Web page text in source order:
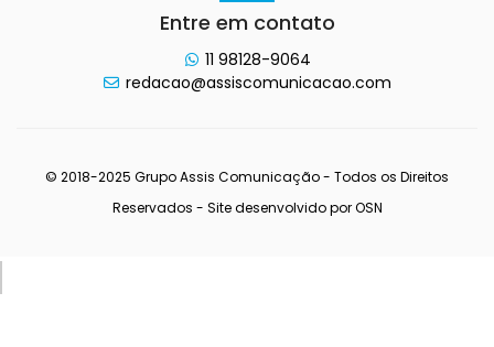
Entre em contato
11 98128-9064
redacao@assiscomunicacao.com
© 2018-2025 Grupo Assis Comunicação - Todos os Direitos
Reservados - Site desenvolvido porOSN